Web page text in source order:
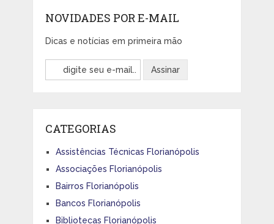
NOVIDADES POR E-MAIL
Dicas e notícias em primeira mão
CATEGORIAS
Assistências Técnicas Florianópolis
Associações Florianópolis
Bairros Florianópolis
Bancos Florianópolis
Bibliotecas Florianópolis